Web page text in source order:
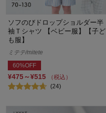
ソフのびドロップショルダー半
袖Ｔシャツ 【ベビー服】【子ど
も服】
ミテテ/mitete
60%OFF
¥475～¥515
（税込）
(24)